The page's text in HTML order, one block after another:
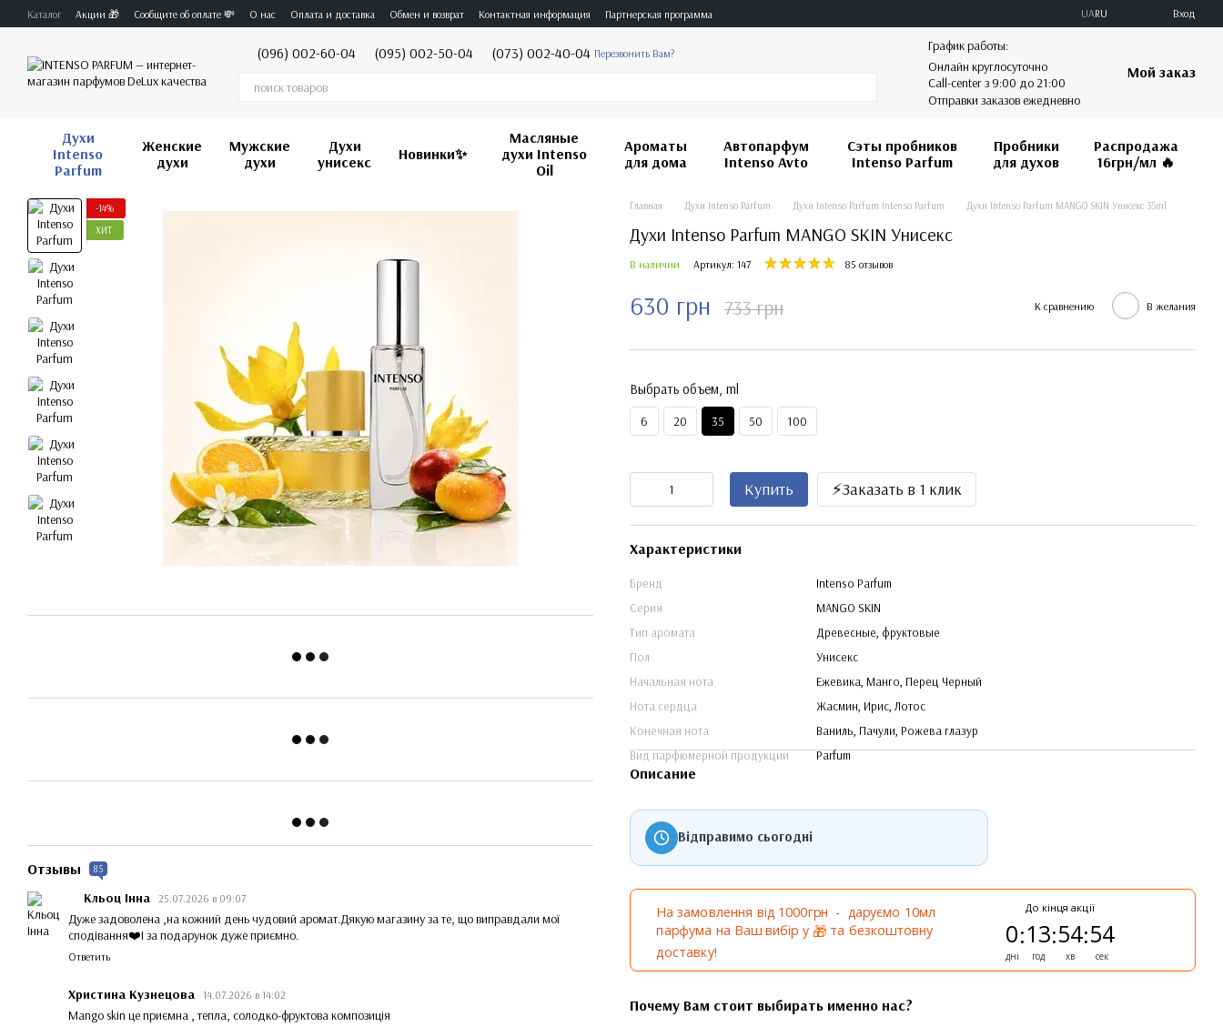
Перейти к основному контенту
Каталог Акции 🎁 Сообщите об оплате 💸 О нас Оплата и доставка Обмен и возврат Контактная информация Партнерская программа UARU Вход
(096) 002-60-04 (095) 002-50-04 (073) 002-40-04 Перезвонить Вам?
График работы:
Онлайн круглосуточно
Call-center з 9:00 до 21:00
Отправки заказов ежедневно
Мой заказ
Духи
Intenso
Parfum
Женские
духи
Мужские
духи
Духи
унисекс
Новинки✨
Масляные
духи Intenso
Oil
Ароматы
для дома
Автопарфум
Intenso Avto
Сэты пробников
Intenso Parfum
Пробники
для духов
Распродажа
16грн/мл 🔥️️️️️️
-14%
ХИТ
Отзывы 85
Кльоц Інна 25.07.2026 в 09:07
Дуже задоволена ,на кожний день чудовий аромат.Дякую магазину за те, що виправдали мої
сподівання❤️І за подарунок дуже приємно.
Ответить
Христина Кузнецова 14.07.2026 в 14:02
Mango skin це приємна , тепла, солодко-фруктова композиція
Главная Духи Intenso Parfum Духи Intenso Parfum Intenso Parfum Духи Intenso Parfum MANGO SKIN Унисекс 35ml
Духи Intenso Parfum MANGO SKIN Унисекс
В наличии Артикул: 147 85 отзывов
630 грн 733 грн К сравнению В желания
Выбрать объем, ml
6 20 35 50 100
Купить ⚡️Заказать в 1 клик
Характеристики
Бренд
Intenso Parfum
Серия
MANGO SKIN
Тип аромата
Древесные, фруктовые
Пол
Унисекс
Начальная нота
Ежевика, Манго, Перец Черный
Нота сердца
Жасмин, Ирис, Лотос
Конечная нота
Ваниль, Пачули, Рожева глазур
Вид парфюмерной продукции
Parfum
Описание
Відправимо сьогодні
На замовлення від 1000грн - даруємо 10мл
парфума на Ваш вибір у 🎁 та безкоштовну
доставку!
До кінця акції
0
дні
:13
год
:54
хв
:53
сек
Почему Вам стоит выбирать именно нас?